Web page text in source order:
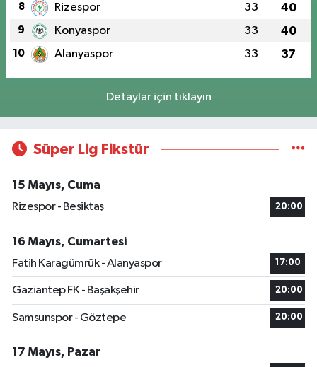
8 Rizespor 33 40
9 Konyaspor 33 40
10 Alanyaspor 33 37
Detaylar için tıklayın
Süper Lig Fikstür
15 Mayıs, Cuma
Rizespor - Beşiktaş
20:00
16 Mayıs, Cumartesi
Fatih Karagümrük - Alanyaspor
17:00
Gaziantep FK - Başakşehir 20:00
Samsunspor - Göztepe 20:00
17 Mayıs, Pazar